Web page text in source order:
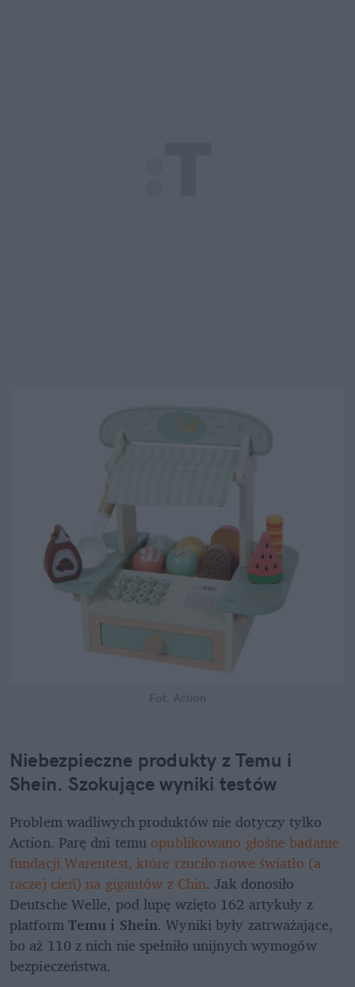
Fot. Action
Niebezpieczne produkty z Temu i
Shein. Szokujące wyniki testów
Problem wadliwych produktów nie dotyczy tylko
Action. Parę dni temu opublikowano głośne badanie
fundacji Warentest, które rzuciło nowe światło (a
raczej cień) na gigantów z Chin. Jak donosiło
Deutsche Welle, pod lupę wzięto 162 artykuły z
platform Temu i Shein. Wyniki były zatrważające,
bo aż 110 z nich nie spełniło unijnych wymogów
bezpieczeństwa.